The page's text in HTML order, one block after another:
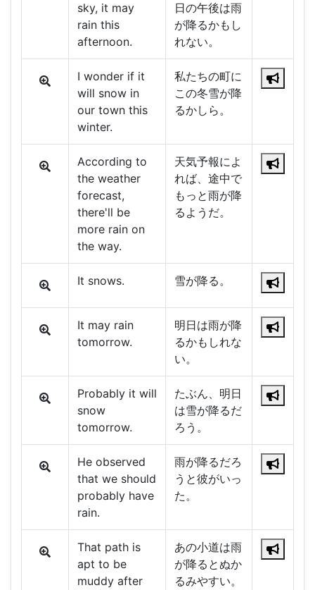
sky, it may
rain this
afternoon.
日の午後は雨
が降るかもし
れない。
I wonder if it
will snow in
our town this
winter.
私たちの町に
この冬雪が降
るかしら。
According to
the weather
forecast,
there'll be
more rain on
the way.
天気予報によ
れば、途中で
もっと雨が降
るようだ。
It snows. 雪が降る。
It may rain
tomorrow.
明日は雨が降
るかもしれな
い。
Probably it will
snow
tomorrow.
たぶん、明日
は雪が降るだ
ろう。
He observed
that we should
probably have
rain.
雨が降るだろ
うと彼がいっ
た。
That path is
apt to be
muddy after
あの小道は雨
が降るとぬか
るみやすい。